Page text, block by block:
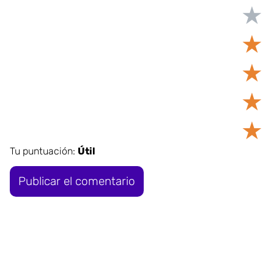
★
★
★
★
★
Tu puntuación: Útil